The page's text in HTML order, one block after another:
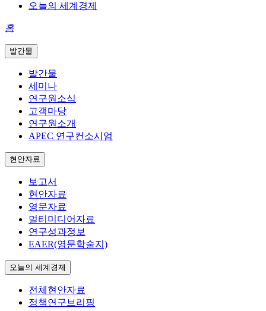
오늘의 세계경제
홈
발간물
발간물
세미나
연구원소식
고객마당
연구원소개
APEC 연구컨소시엄
현안자료
보고서
현안자료
영문자료
멀티미디어자료
연구성과정보
EAER(영문학술지)
오늘의 세계경제
전체현안자료
정책연구브리핑